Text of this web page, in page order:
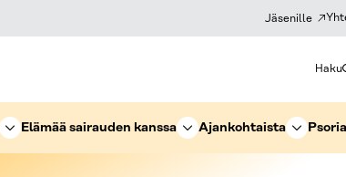
Jäsenille
Haku
Elämää sairauden kanssa Ajankohtaista